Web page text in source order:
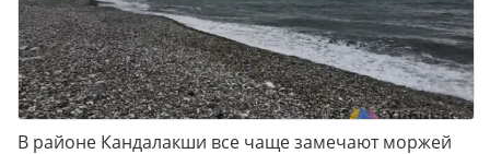
В районе Кандалакши все чаще замечают моржей